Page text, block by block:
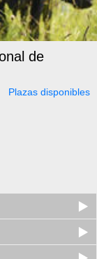
de
Plazas disponibles